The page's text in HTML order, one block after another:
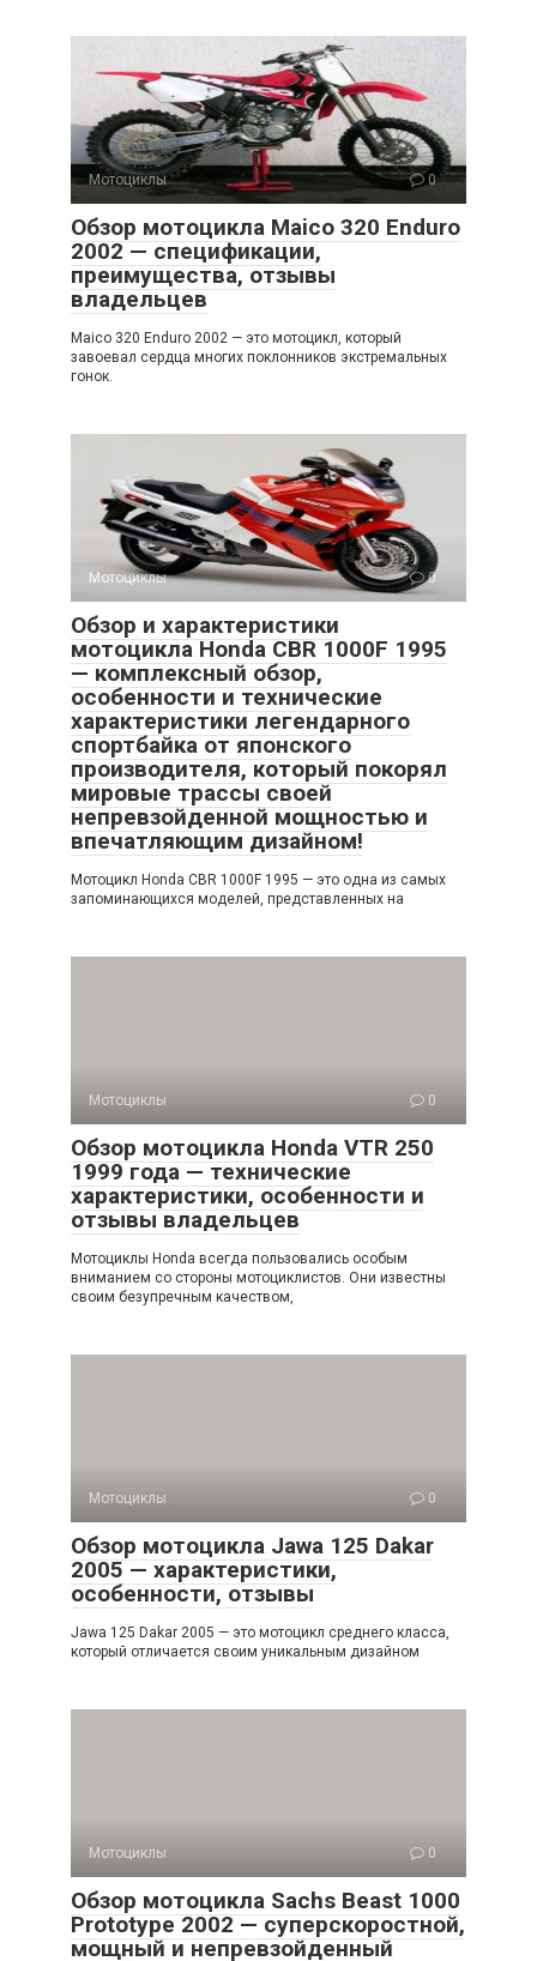
Мотоциклы 0
Обзор мотоцикла Maico 320 Enduro
2002 — спецификации,
преимущества, отзывы
владельцев
Maico 320 Enduro 2002 — это мотоцикл, который
завоевал сердца многих поклонников экстремальных
гонок.
Мотоциклы 0
Обзор и характеристики
мотоцикла Honda CBR 1000F 1995
— комплексный обзор,
особенности и технические
характеристики легендарного
спортбайка от японского
производителя, который покорял
мировые трассы своей
непревзойденной мощностью и
впечатляющим дизайном!
Мотоцикл Honda CBR 1000F 1995 — это одна из самых
запоминающихся моделей, представленных на
Мотоциклы 0
Обзор мотоцикла Honda VTR 250
1999 года — технические
характеристики, особенности и
отзывы владельцев
Мотоциклы Honda всегда пользовались особым
вниманием со стороны мотоциклистов. Они известны
своим безупречным качеством,
Мотоциклы 0
Обзор мотоцикла Jawa 125 Dakar
2005 — характеристики,
особенности, отзывы
Jawa 125 Dakar 2005 — это мотоцикл среднего класса,
который отличается своим уникальным дизайном
Мотоциклы 0
Обзор мотоцикла Sachs Beast 1000
Prototype 2002 — суперскоростной,
мощный и непревзойденный